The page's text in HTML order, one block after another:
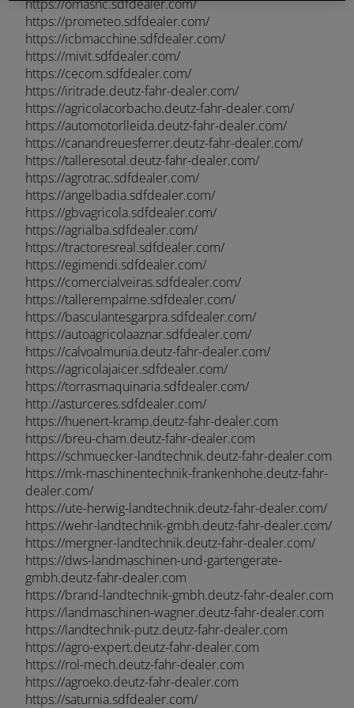
Latina (Español)
AND MIDDLE-
and Middle-East (English)
https://omasnc.sdfdealer.com/
https://prometeo.sdfdealer.com/
https://icbmacchine.sdfdealer.com/
https://mivit.sdfdealer.com/
https://cecom.sdfdealer.com/
https://iritrade.deutz-fahr-dealer.com/
https://agricolacorbacho.deutz-fahr-dealer.com/
https://automotorlleida.deutz-fahr-dealer.com/
https://canandreuesferrer.deutz-fahr-dealer.com/
https://talleresotal.deutz-fahr-dealer.com/
https://agrotrac.sdfdealer.com/
https://angelbadia.sdfdealer.com/
https://gbvagricola.sdfdealer.com/
https://agrialba.sdfdealer.com/
https://tractoresreal.sdfdealer.com/
https://egimendi.sdfdealer.com/
https://comercialveiras.sdfdealer.com/
https://tallerempalme.sdfdealer.com/
https://basculantesgarpra.sdfdealer.com/
https://autoagricolaaznar.sdfdealer.com/
https://calvoalmunia.deutz-fahr-dealer.com/
https://agricolajaicer.sdfdealer.com/
https://torrasmaquinaria.sdfdealer.com/
http://asturceres.sdfdealer.com/
https://huenert-kramp.deutz-fahr-dealer.com
https://breu-cham.deutz-fahr-dealer.com
https://schmuecker-landtechnik.deutz-fahr-dealer.com
https://mk-maschinentechnik-frankenhohe.deutz-fahr-
dealer.com/
https://ute-herwig-landtechnik.deutz-fahr-dealer.com/
https://wehr-landtechnik-gmbh.deutz-fahr-dealer.com/
https://mergner-landtechnik.deutz-fahr-dealer.com/
https://dws-landmaschinen-und-gartengerate-
gmbh.deutz-fahr-dealer.com
https://brand-landtechnik-gmbh.deutz-fahr-dealer.com
https://landmaschinen-wagner.deutz-fahr-dealer.com
https://landtechnik-putz.deutz-fahr-dealer.com
https://agro-expert.deutz-fahr-dealer.com
https://rol-mech.deutz-fahr-dealer.com
https://agroeko.deutz-fahr-dealer.com
https://saturnia.sdfdealer.com/